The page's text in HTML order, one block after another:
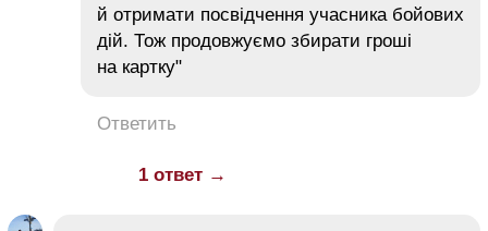
й отримати посвідчення учасника бойових
дій. Тож продовжуємо збирати гроші
на картку"
Ответить
1 ответ →